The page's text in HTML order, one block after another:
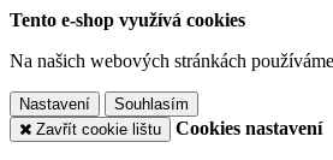
Tento e-shop využívá cookies
Na našich webových stránkách
Nastavení
Souhlasím
Zavřít cookie lištu
Cookies nastavení